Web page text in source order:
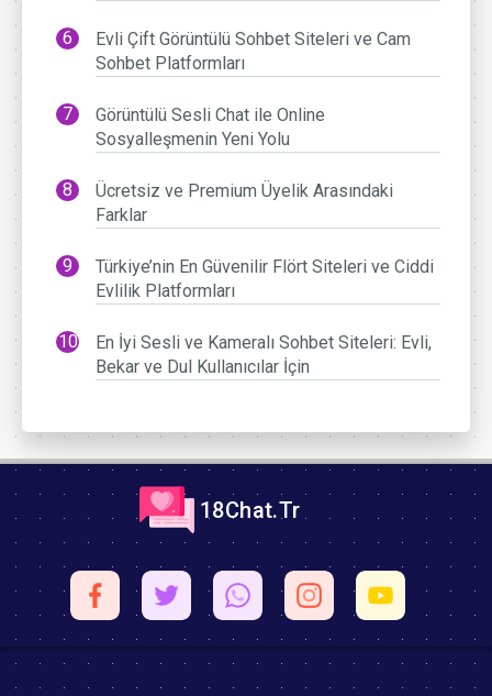
Evli Çift Görüntülü Sohbet Siteleri ve Cam
Sohbet Platformları
Görüntülü Sesli Chat ile Online
Sosyalleşmenin Yeni Yolu
Ücretsiz ve Premium Üyelik Arasındaki
Farklar
Türkiye’nin En Güvenilir Flört Siteleri ve Ciddi
Evlilik Platformları
En İyi Sesli ve Kameralı Sohbet Siteleri: Evli,
Bekar ve Dul Kullanıcılar İçin
18Chat.Tr